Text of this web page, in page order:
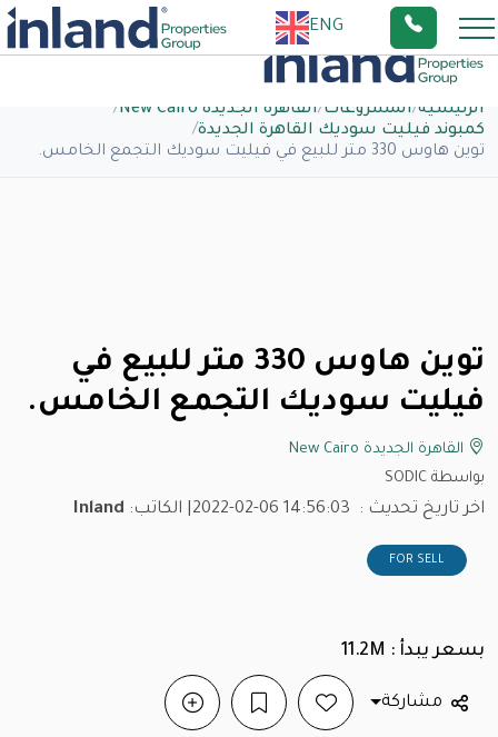
ENG
الرئيسية/المشروعات/القاهرة الجديدة New Cairo
/
كمبوند فيليت سوديك القاهرة الجديدة/
توين هاوس 330 متر للبيع في فيليت سوديك التجمع الخامس.
توين هاوس 330 متر للبيع في
فيليت سوديك التجمع الخامس.
القاهرة الجديدة New Cairo
بواسطة SODIC
اخر تاريخ تحديث : 2022-02-06 14:56:03 | الكاتب: Inland
FOR SELL
بسعر يبدأ : 11.2M
مشاركة